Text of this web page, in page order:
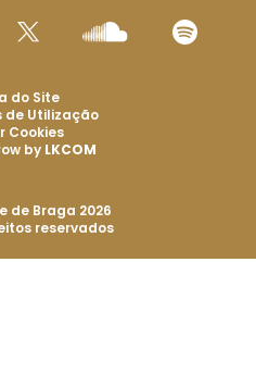
de Braga 2026
reservados
do Site
de Utilização
Cookies
by LKCOM